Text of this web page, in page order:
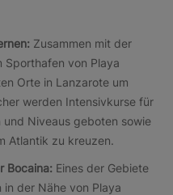
Zusammen mit der
Sporthafen von Playa
Orte in Lanzarote um
werden Intensivkurse für
Niveaus geboten sowie
Atlantik zu kreuzen.
Bocaina: Eines der Gebiete
in der Nähe von Playa